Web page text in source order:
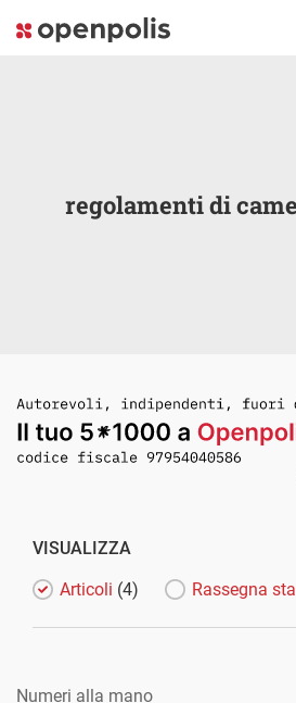
regolamenti di
VISUALIZZA
Articoli (4) Rassegna
Numeri alla mano